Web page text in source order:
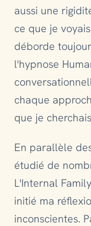
aussi une
ce que je
déborde
l'hypnose
chaque
que je
En parallèle
étudié de
L'Internal
initié ma
inconscientes.